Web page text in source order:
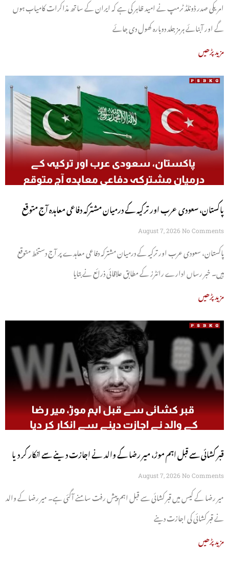
امریکی صدر ڈونلڈ ٹرمپ نے امید ظاہر کی ہے کہ ایران کے ساتھ مذاکرات کامیاب ہوں
گے اور آبنائے ہرمز جلد دوبارہ کھول دی جائے
مزید پڑھیں
پاکستان، سعودی عرب اور ترکیہ کے درمیان مشترکہ دفاعی معاہدہ آج متوقع
August 7, 2026 No Comments
پاکستان، سعودی عرب اور ترکیہ کے درمیان مشترکہ دفاعی معاہدے پر آج دستخط متوقع
ہیں۔ خبر رساں ادارے رائٹرز کے مطابق علاقائی ذرائع نے بتایا
مزید پڑھیں
قبر کشائی سے قبل اہم موڑ، میر رضا کے والد نے اجازت دینے سے انکار کر دیا
August 7, 2026 No Comments
میر رضا کے کیس میں قبر کشائی سے قبل اہم پیش رفت سامنے آگئی ہے۔ میر رضا کے والد
نے قبر کشائی کی اجازت دینے
مزید پڑھیں